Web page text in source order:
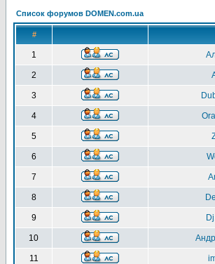
Список форумов DOMEN.com.ua
#
1
2
3
4
5
6
7
8
9
10
11